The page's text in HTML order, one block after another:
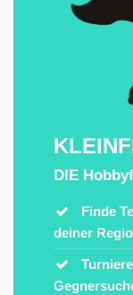
DIE
Finde
deiner